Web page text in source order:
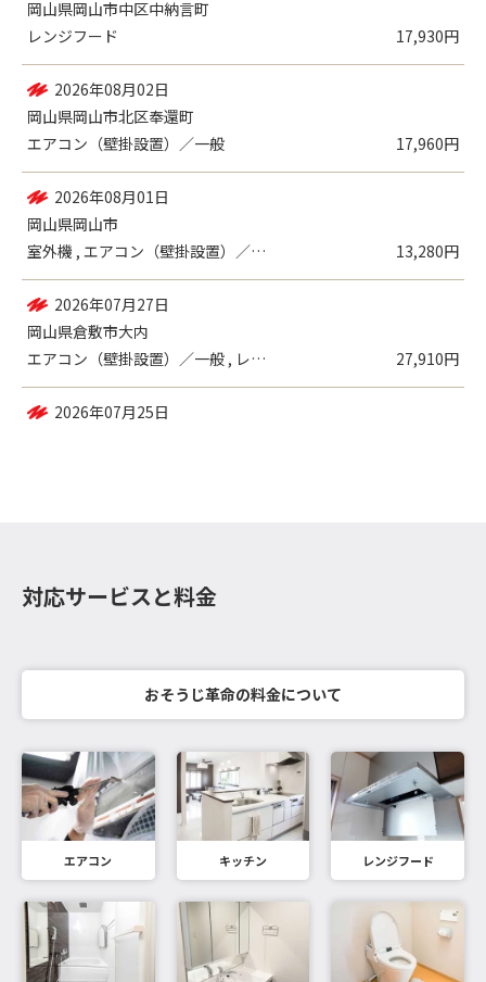
岡山県瀬戸内市長船町福岡
エアコン（壁掛設置）／一般
9,980円
2026年08月04日
岡山県岡山市中区中納言町
レンジフード
17,930円
2026年08月02日
岡山県岡山市北区奉還町
エアコン（壁掛設置）／一般
17,960円
2026年08月01日
岡山県岡山市
室外機 , エアコン（壁掛設置）／一般
13,280円
2026年07月27日
対応サービスと料金
おそうじ革命の料金について
エアコン キッチン レンジフード